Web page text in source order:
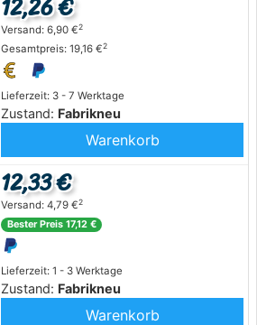
Lieferzeit: 3 - 7 Werktage
Zustand: Fabrikneu
Versand: 6,90 €2
Gesamtpreis: 19,16 €2
Warenkorb
Lieferzeit: 1 - 3 Werktage
Zustand: Fabrikneu
12,33 €
Versand: 4,79 €2
Bester Preis 17,12 €
Warenkorb